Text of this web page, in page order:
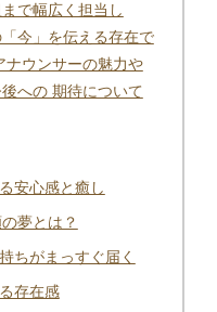
で幅広く担当し
今」を伝える存在で
ナウンサーの魅力や
への 期待について
安心感と癒し
夢とは？
ちがまっすぐ届く
存在感